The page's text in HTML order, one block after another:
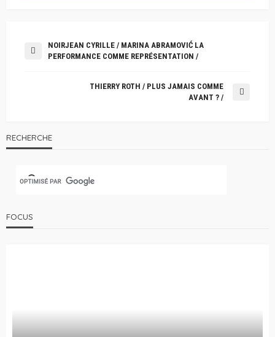
NOIRJEAN CYRILLE / MARINA ABRAMOVIĆ LA
PERFORMANCE COMME REPRÉSENTATION /
THIERRY ROTH / PLUS JAMAIS COMME
AVANT ? /
RECHERCHE
FOCUS